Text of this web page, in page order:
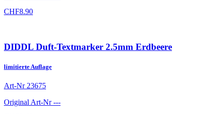
CHF8.90
DIDDL Duft-Textmarker 2.5mm Erdbeere
limitierte Auflage
Art-Nr 23675
Original Art-Nr---